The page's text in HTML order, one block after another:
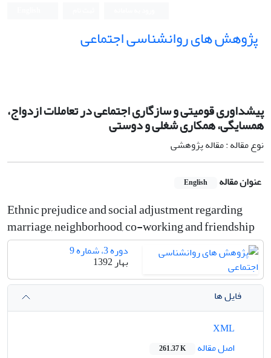
پژوهش های روانشناسی اجتماعی
پیشداوری قومیتی و سازگاری اجتماعی در تعاملات ازدواج،
همسایگی، همکاری شغلی و دوستی
نوع مقاله : مقاله پژوهشی
عنوان مقاله English
Ethnic prejudice and social adjustment regarding
marriage, neighborhood, co-working and friendship
دوره 3، شماره 9
بهار 1392
فایل ها
اصل مقاله
261.37 K